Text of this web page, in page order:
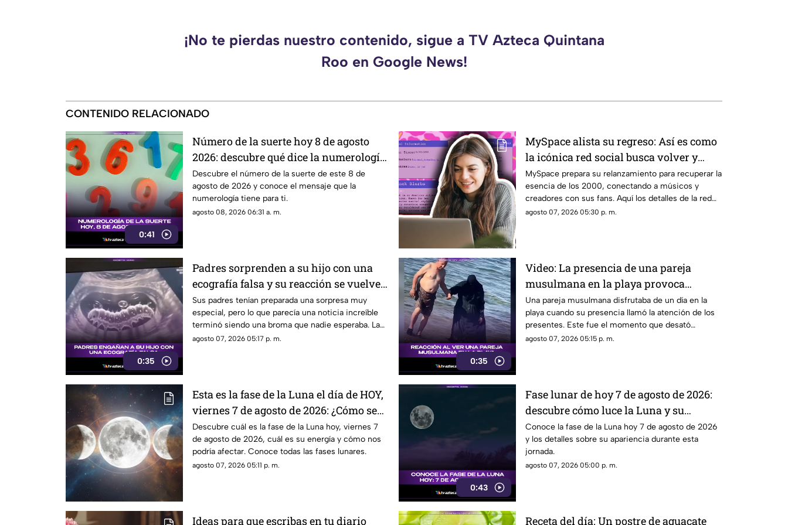
¡No te pierdas nuestro contenido, sigue a TV Azteca Quintana
Roo en Google News!
CONTENIDO RELACIONADO
0:41
Número de la suerte hoy 8 de agosto
2026: descubre qué dice la numerología
para ti
Descubre el número de la suerte de este 8 de
agosto de 2026 y conoce el mensaje que la
numerología tiene para ti.
agosto 08, 2026 06:31 a. m.
MySpace alista su regreso: Así es como
la icónica red social busca volver y
revivir la esencia de los años 2000
MySpace prepara su relanzamiento para recuperar la
esencia de los 2000, conectando a músicos y
creadores con sus fans. Aquí los detalles de la red
social.
agosto 07, 2026 05:30 p. m.
0:35
Padres sorprenden a su hijo con una
ecografía falsa y su reacción se vuelve
inolvidable
Sus padres tenían preparada una sorpresa muy
especial, pero lo que parecía una noticia increíble
terminó siendo una broma que nadie esperaba. La
reacción de su hijo asi quedó grabada.
agosto 07, 2026 05:17 p. m.
0:35
Video: La presencia de una pareja
musulmana en la playa provoca
reacciones
Una pareja musulmana disfrutaba de un día en la
playa cuando su presencia llamó la atención de los
presentes. Este fue el momento que desató
diversas reacciones entre quienes se encontraban
agosto 07, 2026 05:15 p. m.
Esta es la fase de la Luna el día de HOY,
viernes 7 de agosto de 2026: ¿Cómo se
verá el astro durante la noche?
Descubre cuál es la fase de la Luna hoy, viernes 7
de agosto de 2026, cuál es su energía y cómo nos
podría afectar. Conoce todas las fases lunares.
agosto 07, 2026 05:11 p. m.
0:43
Fase lunar de hoy 7 de agosto de 2026:
descubre cómo luce la Luna y su
significado
Conoce la fase de la Luna hoy 7 de agosto de 2026
y los detalles sobre su apariencia durante esta
jornada.
agosto 07, 2026 05:00 p. m.
Ideas para que escribas en tu diario Receta del día: Un postre de aguacate